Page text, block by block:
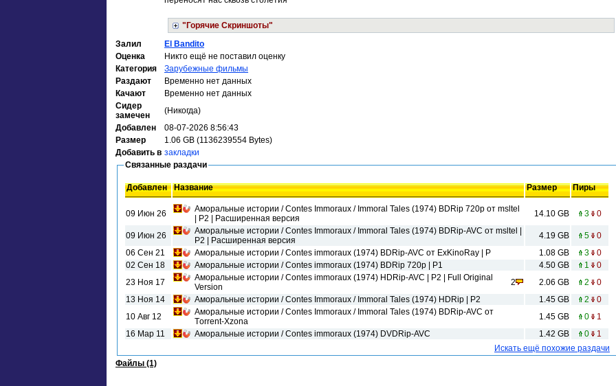
"Горячие Скриншоты"
Залил
El Banditо
Оценка
Никто ещё не поставил оценку
Категория
Зарубежные фильмы
Раздают
Временно нет данных
Качают
Временно нет данных
Сидер
замечен
(Никогда)
Добавлен
08-07-2026 8:56:43
Размер
1.06 GB (1136239554 Bytes)
Добавить в закладки
Связанные раздачи
Добавлен Название Размер Пиры
09 Июн 26
Аморальные истории / Contes Immoraux / Immoral Tales (1974) BDRip 720p от msltel
| P2 | Расширенная версия
14.10 GB 3 0
09 Июн 26
Аморальные истории / Contes Immoraux / Immoral Tales (1974) BDRip-AVC от msltel |
P2 | Расширенная версия
4.19 GB 5 0
06 Сен 21
Аморальные истории / Contes immoraux (1974) BDRip-AVC от ExKinoRay | P 1.08 GB 3 0
02 Сен 18
Аморальные истории / Contes immoraux (1974) BDRip 720p | P1 4.50 GB 1
0
23 Ноя 17
Аморальные истории / Contes immoraux (1974) HDRip-AVC | P2 | Full Original
Version
2 2.06 GB 2
0
13 Ноя 14
Аморальные истории / Contes Immoraux / Immoral Tales (1974) HDRip | P2 1.45 GB 2
0
10 Авг 12
Аморальные истории / Contes Immoraux / Immoral Tales (1974) BDRip-AVC от
Тorrent-Хzona
1.45 GB 0 1
16 Мар 11
Аморальные истории / Contes immoraux (1974) DVDRip-AVC 1.42 GB 0 1
Искать ещё похожие раздачи
Файлы (1)